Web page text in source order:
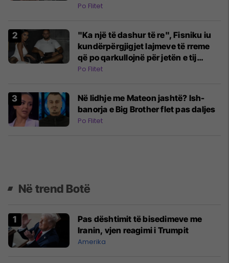
Po Flitet
"Ka një të dashur të re", Fisniku iu
kundërpërgjigjet lajmeve të rreme
që po qarkullojnë për jetën e tij
private
Po Flitet
Në lidhje me Mateon jashtë? Ish-
banorja e Big Brother flet pas daljes
Po Flitet
Në trend Botë
Pas dështimit të bisedimeve me
Iranin, vjen reagimi i Trumpit
Amerika